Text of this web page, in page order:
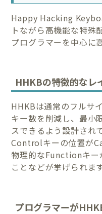
Happy Hacking
トながら高機能な特殊
プログラマーを中心に
HHKBの特徴的なレ
HHKBは通常のフルサ
キー数を削減し、最小
スできるよう設計され
Controlキーの位置が
物理的なFunctionキー
ことなどが挙げられます
プログラマーが